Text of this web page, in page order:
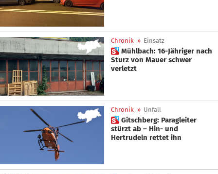
Chronik » Einsatz
 Mühlbach: 16-Jähriger nach
Sturz von Mauer schwer
verletzt
Chronik » Unfall
 Gitschberg: Paragleiter
stürzt ab – Hin- und
Hertrudeln rettet ihn